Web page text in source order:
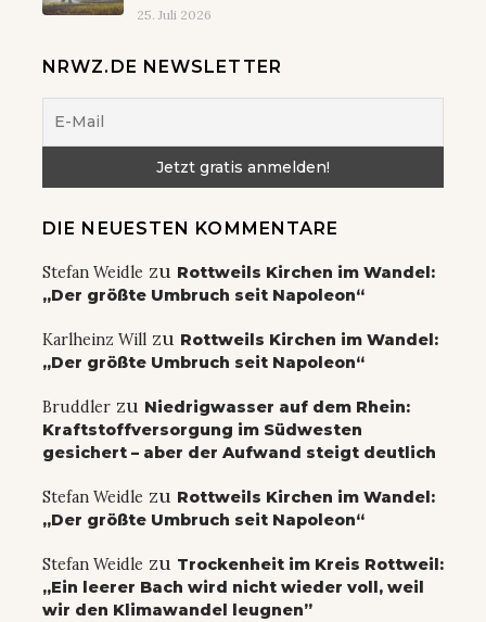
25. Juli 2026
NRWZ.DE NEWSLETTER
DIE NEUESTEN KOMMENTARE
Stefan Weidle zu Rottweils Kirchen im Wandel:
„Der größte Umbruch seit Napoleon“
Karlheinz Will zu Rottweils Kirchen im Wandel:
„Der größte Umbruch seit Napoleon“
Bruddler zu Niedrigwasser auf dem Rhein:
Kraftstoffversorgung im Südwesten
gesichert – aber der Aufwand steigt deutlich
Stefan Weidle zu Rottweils Kirchen im Wandel:
„Der größte Umbruch seit Napoleon“
Stefan Weidle zu Trockenheit im Kreis Rottweil:
„Ein leerer Bach wird nicht wieder voll, weil
wir den Klimawandel leugnen”